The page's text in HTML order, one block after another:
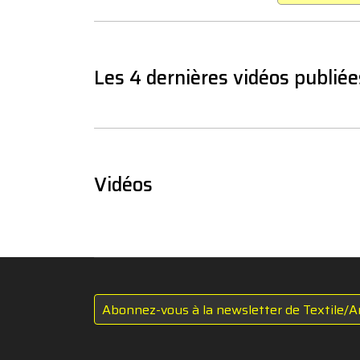
Les 4 dernières vidéos
Vidéos
Abonnez-vous à la newsletter de Textile/